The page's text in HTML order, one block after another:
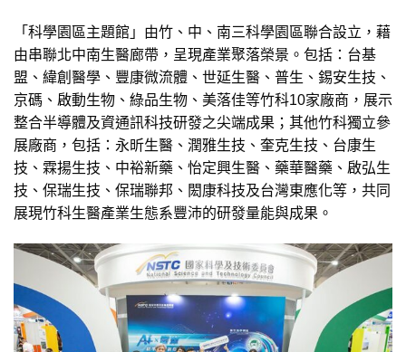
「科學園區主題館」由竹、中、南三科學園區聯合設立，藉
由串聯北中南生醫廊帶，呈現產業聚落榮景。包括：台基
盟、緯創醫學、豐康微流體、世延生醫、普生、錫安生技、
京碼、啟動生物、綠品生物、美落佳等竹科10家廠商，展示
整合半導體及資通訊科技研發之尖端成果；其他竹科獨立參
展廠商，包括：永昕生醫、潤雅生技、奎克生技、台康生
技、霖揚生技、中裕新藥、怡定興生醫、藥華醫藥、啟弘生
技、保瑞生技、保瑞聯邦、閎康科技及台灣東應化等，共同
展現竹科生醫產業生態系豐沛的研發量能與成果。